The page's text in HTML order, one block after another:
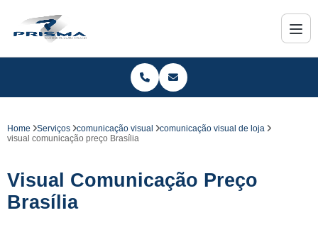
Home Serviços comunicação visual
comunicação visual de loja
visual comunicação preço Brasília
Visual Comunicação Preço
Brasília